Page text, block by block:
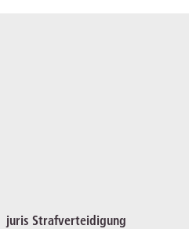
juris Strafverteidigung